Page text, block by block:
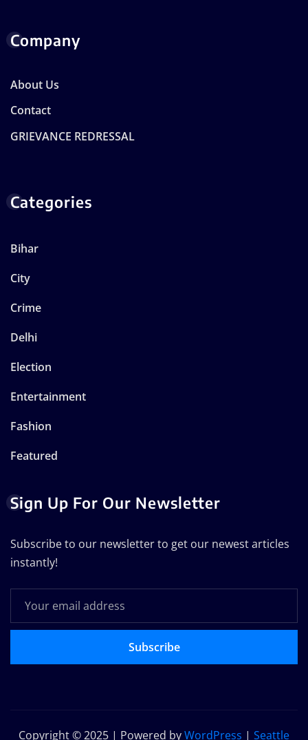
Company
About Us
Contact
GRIEVANCE REDRESSAL
Categories
Bihar
City
Crime
Delhi
Election
Entertainment
Fashion
Featured
Sign Up For Our Newsletter
Subscribe to our newsletter to get our newest articles
instantly!
Subscribe
Copyright © 2025 | Powered byWordPress | Seattle